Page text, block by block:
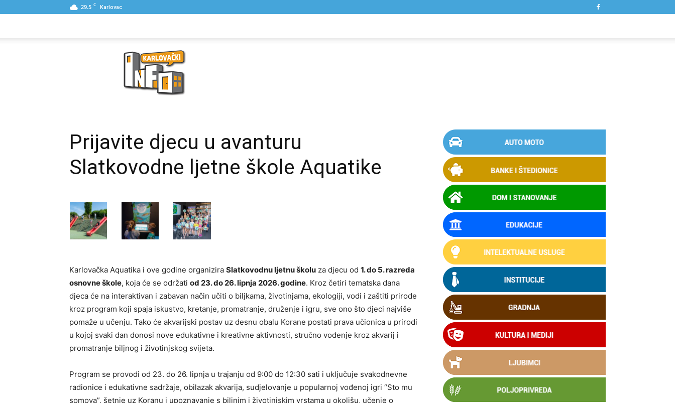
29.5 C Karlovac
Karlovački
Prijavite djecu u avanturu
Slatkovodne ljetne škole Aquatike
Karlovačka Aquatika i ove godine organizira Slatkovodnu ljetnu školu za djecu od 1. do 5. razreda
osnovne škole, koja će se održati od 23. do 26. lipnja 2026. godine. Kroz četiri tematska dana
djeca će na interaktivan i zabavan način učiti o biljkama, životinjama, ekologiji, vodi i zaštiti prirode
kroz program koji spaja iskustvo, kretanje, promatranje, druženje i igru, sve ono što djeci najviše
pomaže u učenju. Tako će akvarijski postav uz desnu obalu Korane postati prava učionica u prirodi
u kojoj svaki dan donosi nove edukativne i kreativne aktivnosti, stručno vođenje kroz akvarij i
promatranje biljnog i životinjskog svijeta.
Program se provodi od 23. do 26. lipnja u trajanju od 9:00 do 12:30 sati i uključuje svakodnevne
radionice i edukativne sadržaje, obilazak akvarija, sudjelovanje u popularnoj vođenoj igri “Sto mu
somova”, šetnje uz Koranu i upoznavanje s biljnim i životinjskim vrstama u okolišu, učenje o